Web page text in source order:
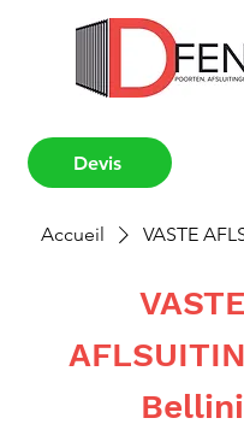
Devis
Accueil VASTE
VASTE
Bellini